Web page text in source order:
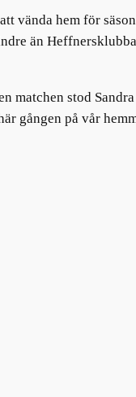
vända hem för
än
matchen stod
gången på vår